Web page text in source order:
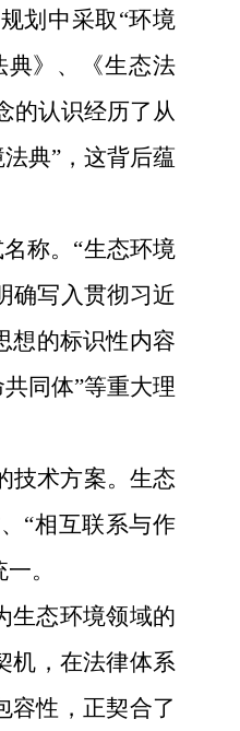
划中采取“环境
典》、《生态法
的认识经历了从
典”，这背后蕴
称。“生态环境
确写入贯彻习近
想的标识性内容
同体”等重大理
技术方案。生态
“相互联系与作
。
生态环境领域的
机，在法律体系
容性，正契合了